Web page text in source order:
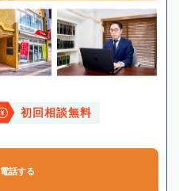
初回相談無料
電話する